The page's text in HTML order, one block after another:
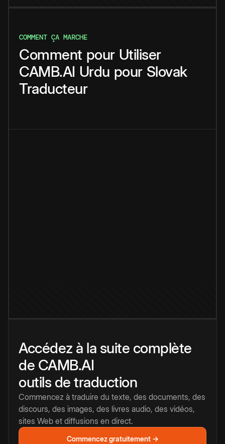
COMMENT ÇA MARCHE
Comment pour Utiliser
CAMB.AI Urdu pour Slovak
Traducteur
Accédez à la suite complète
de CAMB.AI
outils de traduction
Commencez à traduire du texte, des documents, des
discours, des images, des livres audio, des vidéos,
sites Web et diffusions en direct.
Commencez gratuitement →